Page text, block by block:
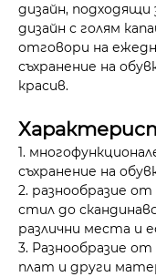
дизайн,
дизайн с голям
отговори на
съхранение на
красив.
1.
съхранение на
2. разнообразие
стил до
различни места и
3. Разнообразие
плат и други